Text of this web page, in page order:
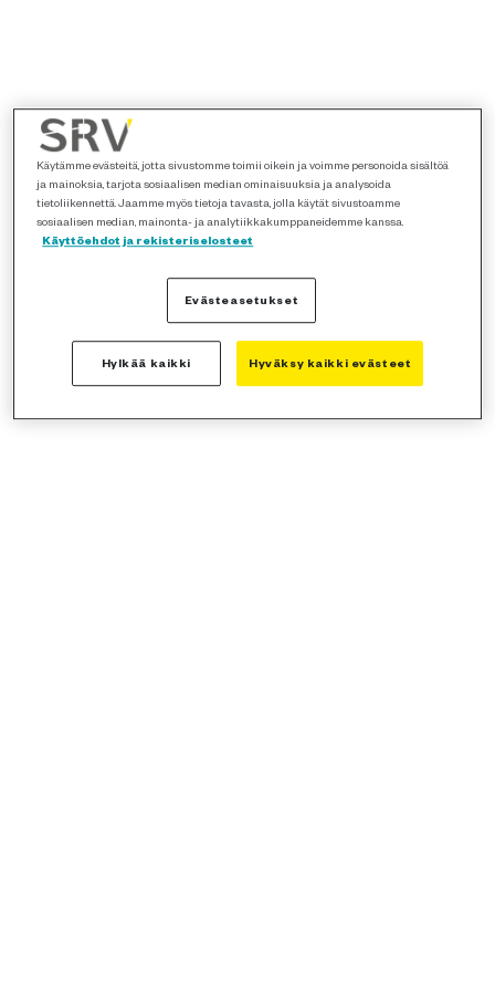
Käytämme evästeitä, jotta sivustomme toimii oikein ja voimme personoida sisältöä
ja mainoksia, tarjota sosiaalisen median ominaisuuksia ja analysoida
tietoliikennettä. Jaamme myös tietoja tavasta, jolla käytät sivustoamme
sosiaalisen median, mainonta- ja analytiikkakumppaneidemme kanssa.
Käyttöehdot ja rekisteriselosteet
Evästeasetukset
Hylkää kaikki Hyväksy kaikki evästeet